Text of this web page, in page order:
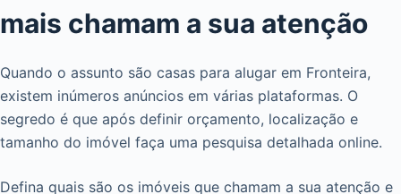
mais chamam a sua atenção
Quando o assunto são casas para alugar em Fronteira,
existem inúmeros anúncios em várias plataformas. O
segredo é que após definir orçamento, localização e
tamanho do imóvel faça uma pesquisa detalhada online.
Defina quais são os imóveis que chamam a sua atenção e